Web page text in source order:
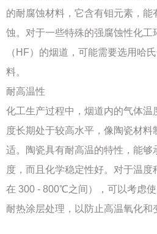
的耐腐蚀材料，它含有钼元素，能
蚀。对于一些特殊的强腐蚀性化工
（HF）的烟道，可能需要选用哈
料。
耐高温性
化工生产过程中，烟道内的气体温
度长期处于较高水平，像陶瓷材料
适。陶瓷具有耐高温的特性，能
度，而且化学稳定性好。对于温
在 300 - 800℃之间），可以考虑
耐热涂层处理，以防止高温氧化和